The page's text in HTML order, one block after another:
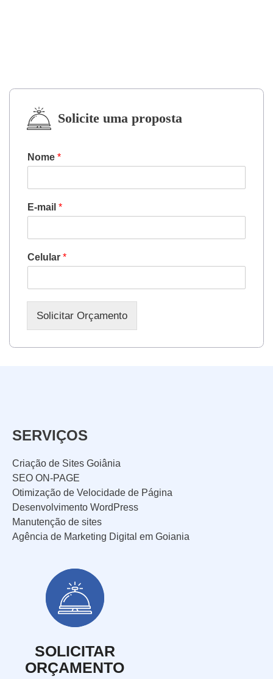
Solicite uma proposta
Nome *
E-mail *
Celular *
Solicitar Orçamento
SERVIÇOS
Criação de Sites Goiânia
SEO ON-PAGE
Otimização de Velocidade de Página
Desenvolvimento WordPress
Manutenção de sites
Agência de Marketing Digital em Goiania
SOLICITAR
ORÇAMENTO